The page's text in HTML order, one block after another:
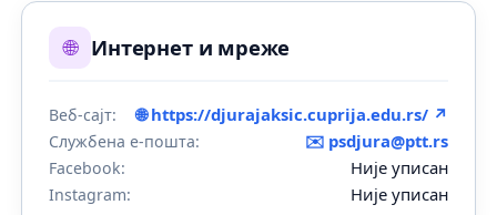
🌐 Интернет и мреже
Веб-сајт: 🌐 https://djurajaksic.cuprija.edu.rs/ ↗
Службена е-пошта: ✉️ psdjura@ptt.rs
Facebook: Није уписан
Instagram: Није уписан